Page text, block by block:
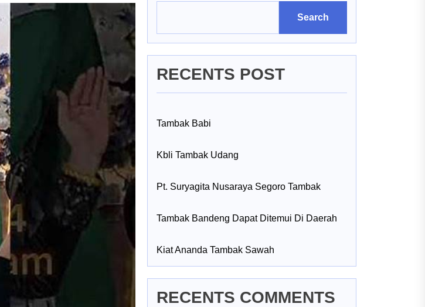
Search
RECENTS POST
Tambak Babi
Kbli Tambak Udang
Pt. Suryagita Nusaraya Segoro Tambak
Tambak Bandeng Dapat Ditemui Di Daerah
Kiat Ananda Tambak Sawah
RECENTS COMMENTS